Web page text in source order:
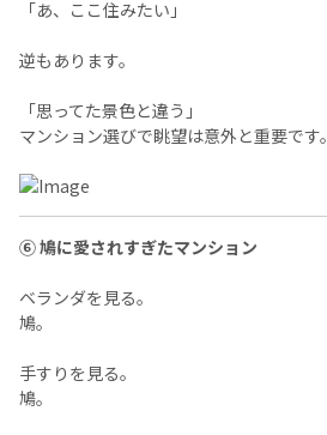
「あ、ここ住みたい」
逆もあります。
「思ってた景色と違う」
マンション選びで眺望は意外と重要です。
⑥ 鳩に愛されすぎたマンション
ベランダを見る。
鳩。
手すりを見る。
鳩。